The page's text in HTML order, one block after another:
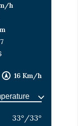
16 Km/h
h
33° /33°